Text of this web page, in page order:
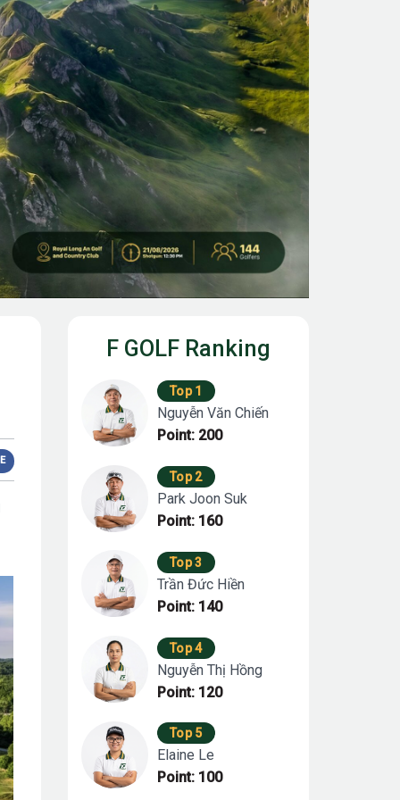
F GOLF Ranking
Top 1
Nguyễn Văn Chiến
Point: 200
Top 2
Park Joon Suk
Point: 160
Top 3
Trần Đức Hiền
Point: 140
Top 4
Nguyễn Thị Hồng
Point: 120
Top 5
Elaine Le
Point: 100